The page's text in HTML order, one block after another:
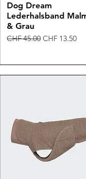
Dog Dream
Lederhalsband
& Grau
Standardpreis
CHF 45.00 Sale-Preis
CHF 13.50